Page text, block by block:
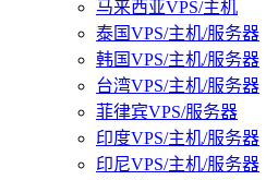
马来西亚VPS/主机
泰国VPS/主机/服务器
韩国VPS/主机/服务器
台湾VPS/主机/服务器
菲律宾VPS/服务器
印度VPS/主机/服务器
印尼VPS/主机/服务器